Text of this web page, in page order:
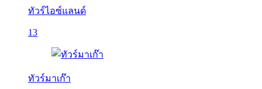
ทัวร์ไอซ์แลนด์
13
ทัวร์มาเก๊า